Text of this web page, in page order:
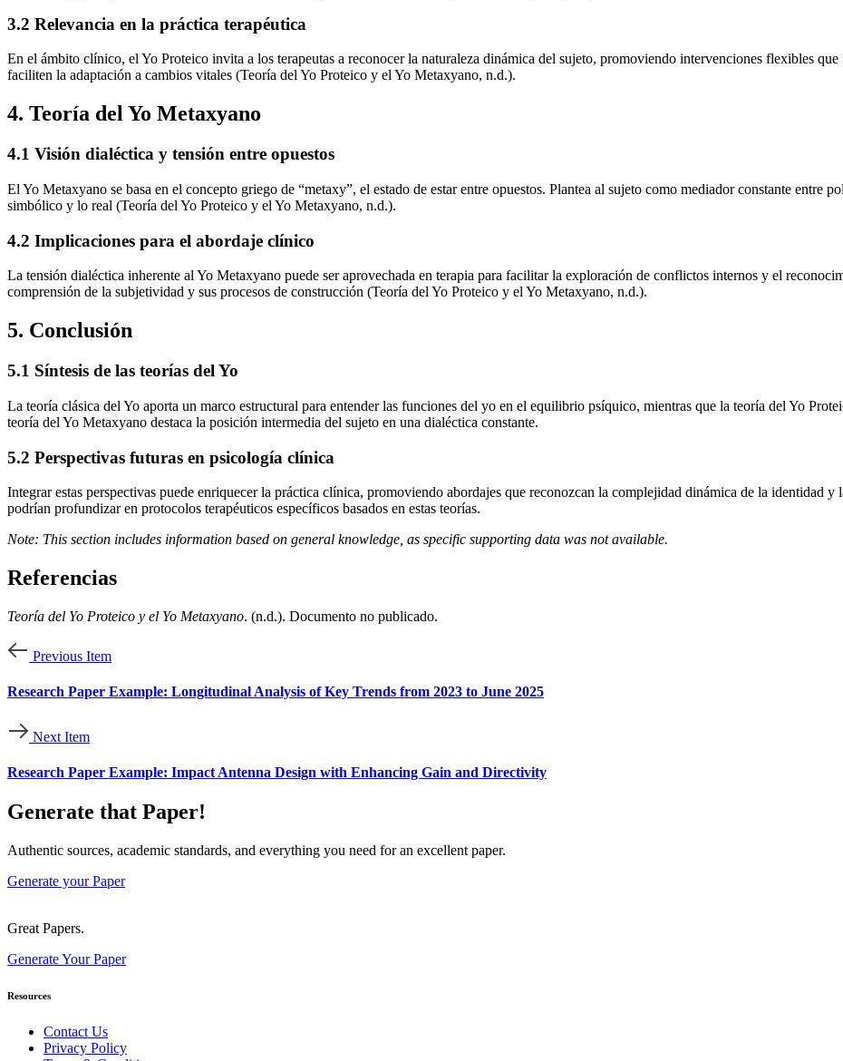
3.2 Relevancia en la práctica terapéutica
En el ámbito clínico, el Yo Proteico invita a los terapeutas a reconocer la naturaleza dinámica del sujeto, promoviendo intervenciones flexibles
faciliten la adaptación a cambios vitales (Teoría del Yo Proteico y el Yo Metaxyano, n.d.).
4. Teoría del Yo Metaxyano
4.1 Visión dialéctica y tensión entre opuestos
El Yo Metaxyano se basa en el concepto griego de “metaxy”, el estado de estar entre opuestos. Plantea al sujeto como mediador constante
simbólico y lo real (Teoría del Yo Proteico y el Yo Metaxyano, n.d.).
4.2 Implicaciones para el abordaje clínico
La tensión dialéctica inherente al Yo Metaxyano puede ser aprovechada en terapia para facilitar la exploración de conflictos internos y el
comprensión de la subjetividad y sus procesos de construcción (Teoría del Yo Proteico y el Yo Metaxyano, n.d.).
5. Conclusión
5.1 Síntesis de las teorías del Yo
La teoría clásica del Yo aporta un marco estructural para entender las funciones del yo en el equilibrio psíquico, mientras que la teoría del Yo
teoría del Yo Metaxyano destaca la posición intermedia del sujeto en una dialéctica constante.
5.2 Perspectivas futuras en psicología clínica
Integrar estas perspectivas puede enriquecer la práctica clínica, promoviendo abordajes que reconozcan la complejidad dinámica de la identidad
podrían profundizar en protocolos terapéuticos específicos basados en estas teorías.
Note: This section includes information based on general knowledge, as specific supporting data was not available.
Referencias
Teoría del Yo Proteico y el Yo Metaxyano. (n.d.). Documento no publicado.
Previous Item
Research Paper Example: Longitudinal Analysis of Key Trends from 2023 to June 2025
Next Item
Research Paper Example: Impact Antenna Design with Enhancing Gain and Directivity
Generate that Paper!
Authentic sources, academic standards, and everything you need for an excellent paper.
Generate your Paper
Great Papers.
Generate Your Paper
Resources
Contact Us
Privacy Policy